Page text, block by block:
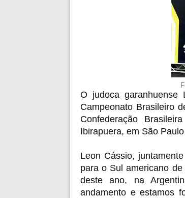
O judoca garanhuense
Campeonato Brasileiro
Confederação
Ibirapuera, em São
Leon Cássio,
para o Sul americano
deste ano, na
andamento e estamos